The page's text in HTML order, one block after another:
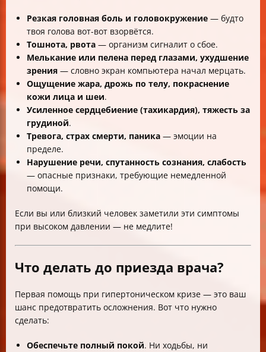
Резкая головная боль и головокружение — будто
твоя голова вот-вот взорвётся.
Тошнота, рвота — организм сигналит о сбое.
Мелькание или пелена перед глазами, ухудшение
зрения — словно экран компьютера начал мерцать.
Ощущение жара, дрожь по телу, покраснение
кожи лица и шеи.
Усиленное сердцебиение (тахикардия), тяжесть за
грудиной.
Тревога, страх смерти, паника — эмоции на
пределе.
Нарушение речи, спутанность сознания, слабость
— опасные признаки, требующие немедленной
помощи.
Если вы или близкий человек заметили эти симптомы
при высоком давлении — не медлите!
Что делать до приезда врача?
Первая помощь при гипертоническом кризе — это ваш
шанс предотвратить осложнения. Вот что нужно
сделать:
Обеспечьте полный покой. Ни ходьбы, ни